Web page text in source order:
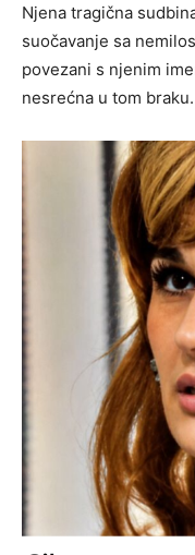
Njena tragična
suočavanje sa
povezani s njenim
nesrećna u tom braku.